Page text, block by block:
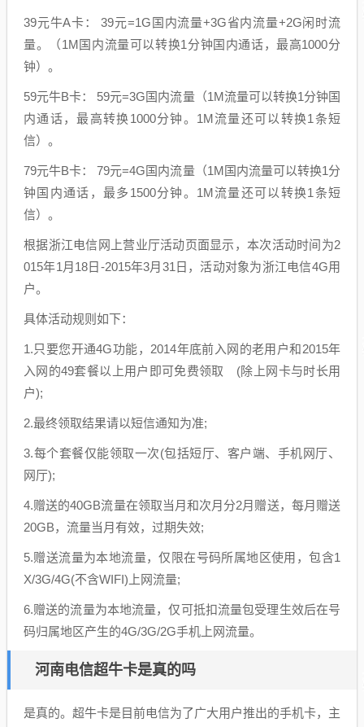
39元牛A卡： 39元=1G国内流量+3G省内流量+2G闲时流
量。（1M国内流量可以转换1分钟国内通话，最高1000分
钟）。
59元牛B卡： 59元=3G国内流量（1M流量可以转换1分钟国
内通话，最高转换1000分钟。1M流量还可以转换1条短
信）。
79元牛B卡： 79元=4G国内流量（1M国内流量可以转换1分
钟国内通话，最多1500分钟。1M流量还可以转换1条短
信）。
根据浙江电信网上营业厅活动页面显示，本次活动时间为2
015年1月18日-2015年3月31日，活动对象为浙江电信4G用
户。
具体活动规则如下：
1.只要您开通4G功能，2014年底前入网的老用户和2015年
入网的49套餐以上用户即可免费领取 (除上网卡与时长用
户);
2.最终领取结果请以短信通知为准;
3.每个套餐仅能领取一次(包括短厅、客户端、手机网厅、
网厅);
4.赠送的40GB流量在领取当月和次月分2月赠送，每月赠送
20GB，流量当月有效，过期失效;
5.赠送流量为本地流量，仅限在号码所属地区使用，包含1
X/3G/4G(不含WIFI)上网流量;
6.赠送的流量为本地流量，仅可抵扣流量包受理生效后在号
码归属地区产生的4G/3G/2G手机上网流量。
河南电信超牛卡是真的吗
是真的。超牛卡是目前电信为了广大用户推出的手机卡，主